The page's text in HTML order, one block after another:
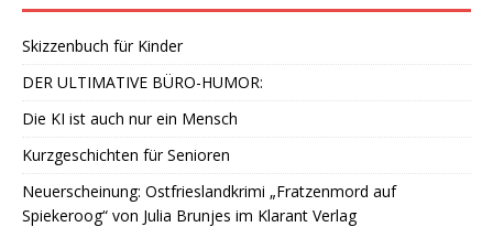
Skizzenbuch für Kinder
DER ULTIMATIVE BÜRO-HUMOR:
Die KI ist auch nur ein Mensch
Kurzgeschichten für Senioren
Neuerscheinung: Ostfrieslandkrimi „Fratzenmord auf
Spiekeroog“ von Julia Brunjes im Klarant Verlag